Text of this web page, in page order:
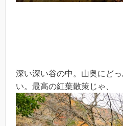
深い深い谷の中。山奥にど
い。最高の紅葉散策じゃ、